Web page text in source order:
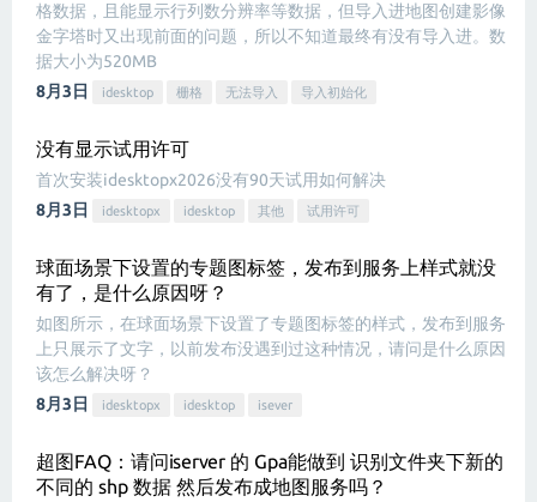
格数据，且能显示行列数分辨率等数据，但导入进地图创建影像
金字塔时又出现前面的问题，所以不知道最终有没有导入进。数
据大小为520MB
8月3日
idesktop 栅格 无法导入 导入初始化
没有显示试用许可
首次安装idesktopx2026没有90天试用如何解决
8月3日
idesktopx idesktop 其他 试用许可
球面场景下设置的专题图标签，发布到服务上样式就没
有了，是什么原因呀？
如图所示，在球面场景下设置了专题图标签的样式，发布到服务
上只展示了文字，以前发布没遇到过这种情况，请问是什么原因
该怎么解决呀？
8月3日
idesktopx idesktop isever
超图FAQ：请问iserver 的 Gpa能做到 识别文件夹下新的
不同的 shp 数据 然后发布成地图服务吗？